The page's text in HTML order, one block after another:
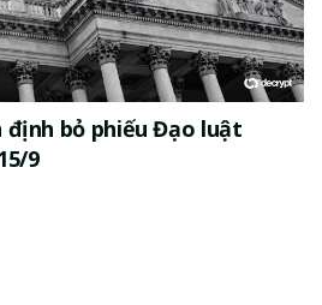
định bỏ phiếu Đạo luật
9